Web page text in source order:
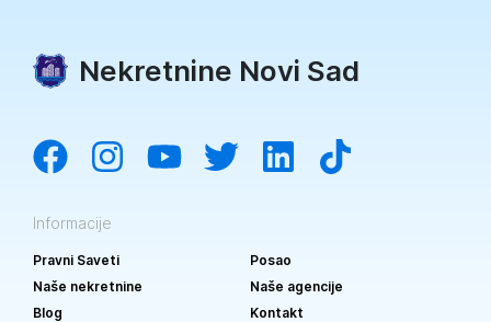
Nekretnine Novi Sad
Informacije
Pravni Saveti
Posao
Naše nekretnine
Naše agencije
Blog
Kontakt